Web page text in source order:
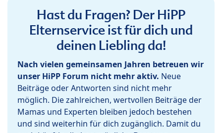
Hast du Fragen? Der HiPP
Elternservice ist für dich und
deinen Liebling da!
Nach vielen gemeinsamen Jahren betreuen wir
unser HiPP Forum nicht mehr aktiv. Neue
Beiträge oder Antworten sind nicht mehr
möglich. Die zahlreichen, wertvollen Beiträge der
Mamas und Experten bleiben jedoch bestehen
und sind weiterhin für dich zugänglich. Damit du